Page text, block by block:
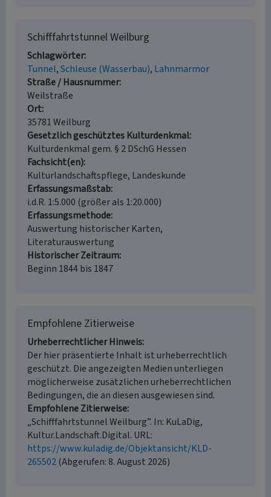
Schifffahrtstunnel Weilburg
Schlagwörter
Tunnel Schleuse (Wasserbau) Lahnmarmor
Straße / Hausnummer
Weilstraße
Ort
35781 Weilburg
Gesetzlich geschütztes Kulturdenkmal
Kulturdenkmal gem. § 2 DSchG Hessen
Fachsicht(en)
Kulturlandschaftspflege, Landeskunde
Erfassungsmaßstab
i.d.R. 1:5.000 (größer als 1:20.000)
Erfassungsmethode
Auswertung historischer Karten,
Literaturauswertung
Historischer Zeitraum
Beginn 1844 bis 1847
Empfohlene Zitierweise
Urheberrechtlicher Hinweis
Der hier präsentierte Inhalt ist urheberrechtlich
geschützt. Die angezeigten Medien unterliegen
möglicherweise zusätzlichen urheberrechtlichen
Bedingungen, die an diesen ausgewiesen sind.
Empfohlene Zitierweise
„Schifffahrtstunnel Weilburg”. In: KuLaDig,
Kultur.Landschaft.Digital. URL:
https://www.kuladig.de/Objektansicht/KLD-
265502(Abgerufen: 8. August 2026)